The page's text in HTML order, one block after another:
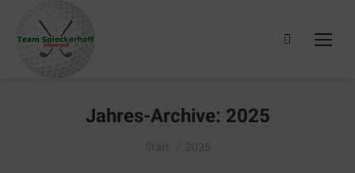
Search:
Jahres-Archive: 2025